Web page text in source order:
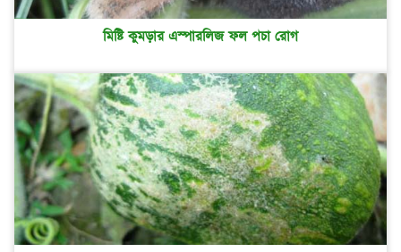
মিষ্টি কুমড়ার এস্পারলিজ ফল পচা রোগ